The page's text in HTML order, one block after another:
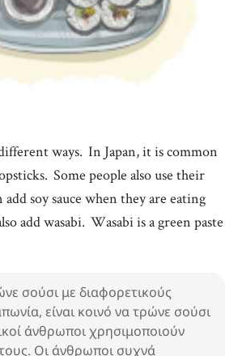
/
ways. In Japan, it is common
Some people also use their
soy sauce when they are eating
add wasabi. Wasabi is a green paste
σούσι με διαφορετικούς
είναι κοινό να τρώνε σούσι
άνθρωποι χρησιμοποιούν
Οι άνθρωποι συχνά